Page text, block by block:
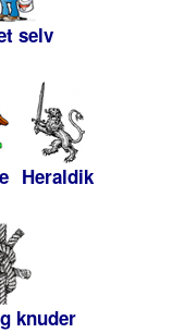
selv
Heraldik
knuder